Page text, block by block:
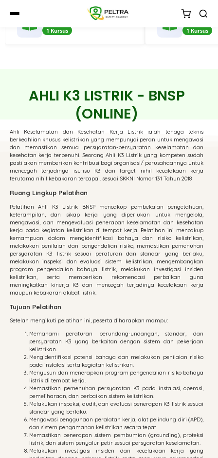
1 Kursus 1 Kursus
AHLI K3 LISTRIK - BNSP
(ONLINE)
Ahli Keselamatan dan Kesehatan Kerja Listrik ialah tenaga teknis
berkeahlian khusus kelistrikan yang mempunyai peran untuk mengawasi
dan memastikan semua persyaratan-persyaratan keselamatan dan
kesehatan kerja terpenuhi. Seorang Ahli K3 Listrik yang kompeten sudah
pasti akan memberikan kontribusi bagi organisasi/ perusahaannya untuk
mencegah terjadinya isu-isu K3 dan target nihil kecalakaan kerja
terutama nihil kebakaran tercapai. sesuai SKKNI Nomor 131 Tahun 2018
Ruang Lingkup Pelatihan
Pelatihan Ahli K3 Listrik BNSP mencakup pembekalan pengetahuan,
keterampilan, dan sikap kerja yang diperlukan untuk mengelola,
mengawasi, dan mengevaluasi penerapan keselamatan dan kesehatan
kerja pada kegiatan kelistrikan di tempat kerja. Pelatihan ini mencakup
kemampuan dalam mengidentifikasi bahaya dan risiko kelistrikan,
melakukan penilaian dan pengendalian risiko, memastikan pemenuhan
persyaratan K3 listrik sesuai peraturan dan standar yang berlaku,
melakukan inspeksi dan evaluasi sistem kelistrikan, mengembangkan
program pengendalian bahaya listrik, melakukan investigasi insiden
kelistrikan, serta memberikan rekomendasi perbaikan guna
meningkatkan kinerja K3 dan mencegah terjadinya kecelakaan kerja
maupun kebakaran akibat listrik.
Tujuan Pelatihan
Setelah mengikuti pelatihan ini, peserta diharapkan mampu:
Memahami peraturan perundang-undangan, standar, dan
persyaratan K3 yang berkaitan dengan sistem dan pekerjaan
kelistrikan.
Mengidentifikasi potensi bahaya dan melakukan penilaian risiko
pada instalasi serta kegiatan kelistrikan.
Menyusun dan menerapkan program pengendalian risiko bahaya
listrik di tempat kerja.
Memastikan pemenuhan persyaratan K3 pada instalasi, operasi,
pemeliharaan, dan perbaikan sistem kelistrikan.
Melakukan inspeksi, audit, dan evaluasi penerapan K3 listrik sesuai
standar yang berlaku.
Mengawasi penggunaan peralatan kerja, alat pelindung diri (APD),
dan sistem pengamanan kelistrikan secara tepat.
Memastikan penerapan sistem pembumian (grounding), proteksi
listrik, dan sistem penyalur petir sesuai persyaratan keselamatan.
Melakukan investigasi insiden dan kecelakaan kerja yang